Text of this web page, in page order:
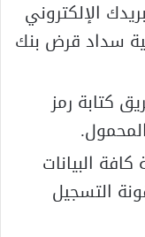
الإلكتروني
سداد قرض بنك
كتابة رمز
البيانات
التسجيل